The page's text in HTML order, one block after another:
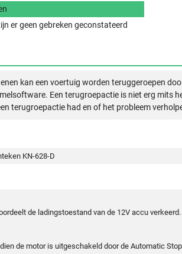
er geen gebreken geconstateerd
kan een voertuig worden teruggeroepen
Een terugroepactie is niet erg mits
terugroepactie had en of het probleem
KN-628-D
de ladingstoestand van de 12V accu verkeerd.
de motor is uitgeschakeld door de Automatic